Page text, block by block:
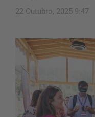
22 Outubro, 2025 9:47